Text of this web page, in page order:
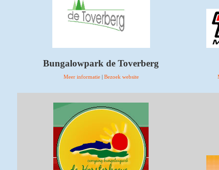
Bungalowpark de Toverberg
Meer informatie| Bezoek website